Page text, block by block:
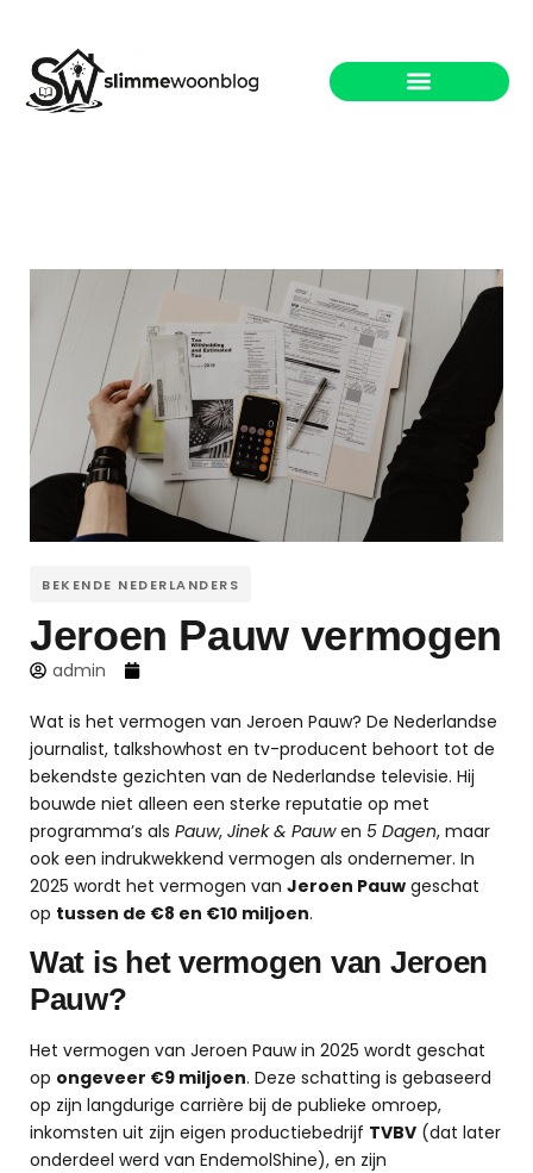
BEKENDE NEDERLANDERS
Jeroen Pauw vermogen
admin
Wat is het vermogen van Jeroen Pauw? De Nederlandse
journalist, talkshowhost en tv-producent behoort tot de
bekendste gezichten van de Nederlandse televisie. Hij
bouwde niet alleen een sterke reputatie op met
programma’s als Pauw, Jinek & Pauwen 5 Dagen, maar
ook een indrukwekkend vermogen als ondernemer. In
2025 wordt het vermogen van Jeroen Pauw geschat
op tussen de €8 en €10 miljoen.
Wat is het vermogen van Jeroen
Pauw?
Het vermogen van Jeroen Pauw in 2025 wordt geschat
op ongeveer €9 miljoen. Deze schatting is gebaseerd
op zijn langdurige carrière bij de publieke omroep,
inkomsten uit zijn eigen productiebedrijf TVBV (dat later
onderdeel werd van EndemolShine), en zijn